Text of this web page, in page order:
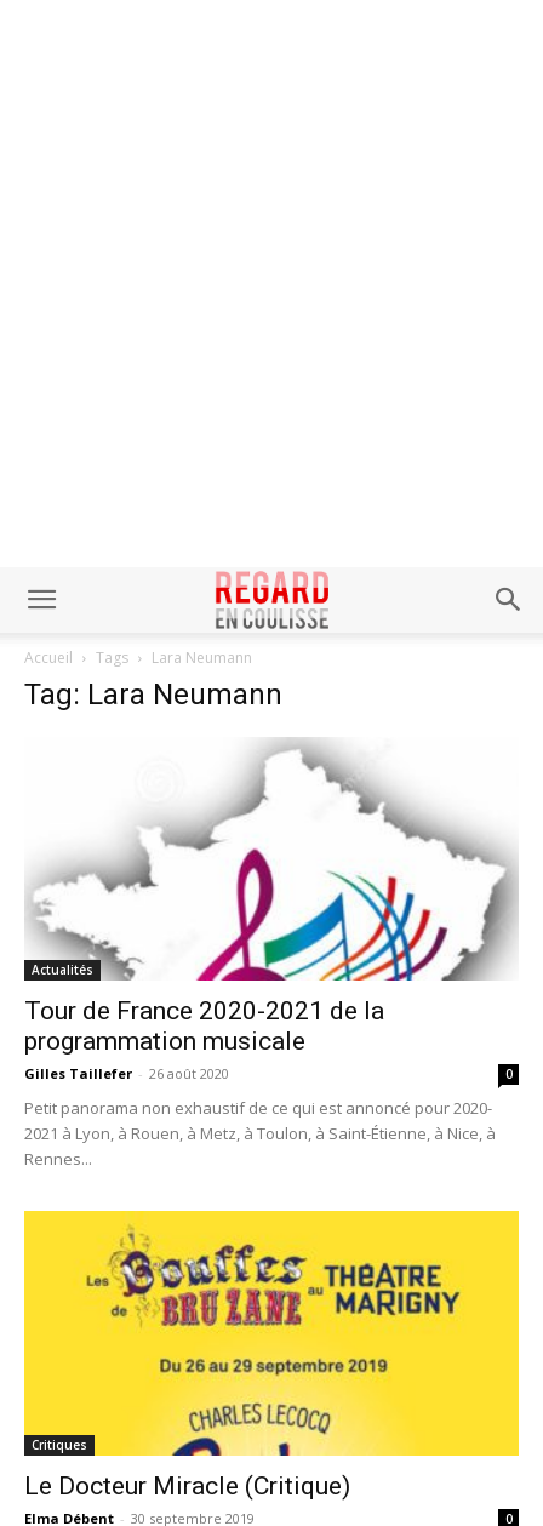
Accueil Tags Lara Neumann
Tag: Lara Neumann
Actualités
Tour de France 2020-2021 de la
programmation musicale
Gilles Taillefer - 26 août 2020 0
Petit panorama non exhaustif de ce qui est annoncé pour 2020-
2021 à Lyon, à Rouen, à Metz, à Toulon, à Saint-Étienne, à Nice, à
Rennes...
Critiques
Le Docteur Miracle (Critique)
Elma Débent - 30 septembre 2019 0